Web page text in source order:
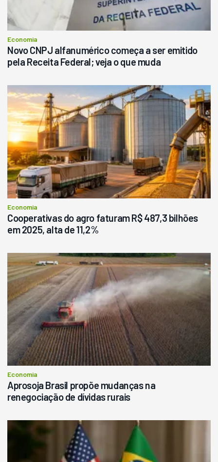
Economia
Novo CNPJ alfanumérico começa a ser emitido
pela Receita Federal; veja o que muda
Economia
Cooperativas do agro faturam R$ 487,3 bilhões
em 2025, alta de 11,2%
Economia
Aprosoja Brasil propõe mudanças na
renegociação de dívidas rurais